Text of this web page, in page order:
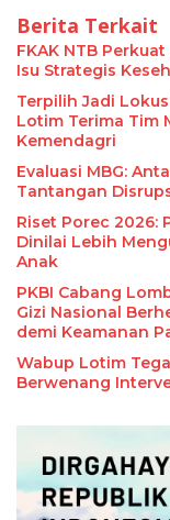
Berita Terkait
FKAK NTB
Isu Strategis
Terpilih Jadi
Lotim Terima Tim
Kemendagri
Evaluasi MBG:
Tantangan
Riset Porec 2026:
Dinilai Lebih
Anak
PKBI Cabang
Gizi Nasional
demi Keamanan
Wabup Lotim
Berwenang